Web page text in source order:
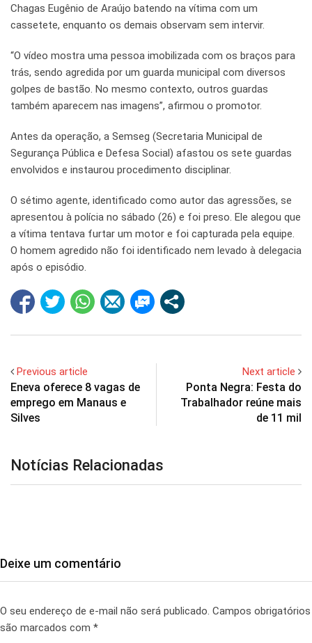
Chagas Eugênio de Araújo batendo na vítima com um
cassetete, enquanto os demais observam sem intervir.
“O vídeo mostra uma pessoa imobilizada com os braços para
trás, sendo agredida por um guarda municipal com diversos
golpes de bastão. No mesmo contexto, outros guardas
também aparecem nas imagens”, afirmou o promotor.
Antes da operação, a Semseg (Secretaria Municipal de
Segurança Pública e Defesa Social) afastou os sete guardas
envolvidos e instaurou procedimento disciplinar.
O sétimo agente, identificado como autor das agressões, se
apresentou à polícia no sábado (26) e foi preso. Ele alegou que
a vítima tentava furtar um motor e foi capturada pela equipe.
O homem agredido não foi identificado nem levado à delegacia
após o episódio.
Previous article
Eneva oferece 8 vagas de
emprego em Manaus e
Silves
Next article
Ponta Negra: Festa do
Trabalhador reúne mais
de 11 mil
Notícias Relacionadas
Deixe um comentário
O seu endereço de e-mail não será publicado. Campos obrigatórios
são marcados com *